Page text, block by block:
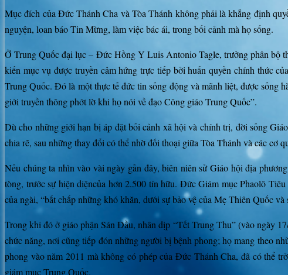
Mục đích của Đức Thánh Cha và Tòa Thánh không phải là khẳng định
nguyện, loan báo Tin Mừng, làm việc bác ái, trong bối cảnh mà họ sống.
Ở Trung Quốc đại lục – Đức Hồng Y Luis Antonio Tagle, trưởng phân bộ
kiến ​​mục vụ được truyền cảm hứng trực tiếp bởi huấn quyền chính thức
Trung Quốc. Đó là một thực tế đức tin sống động và mãnh liệt, được sống
giới truyền thông phớt lờ khi họ nói về đạo Công giáo Trung Quốc”.
Dù cho những giới hạn bị áp đặt bối cảnh xã hội và chính trị, đời sống
chia rẽ, sau những thay đổi có thể nhờ đối thoại giữa Tòa Thánh và các cơ
Nếu chúng ta nhìn vào vài ngày gần đây, biên niên sử Giáo hội địa
tòng, trước sự hiện diện​​của hơn 2.500 tín hữu. Đức Giám mục Phaolô
của ngài, “bất chấp những khó khăn, dưới sự bảo vệ của Mẹ Thiên Quốc
Trong khi đó ở giáo phận Sán Đầu, nhân dịp “Tết Trung Thu” (vào ngày
chức năng, nơi cũng tiếp đón những người bị bệnh phong; họ mang theo
phong vào năm 2011 mà không có phép của Đức Thánh Cha, đã có thể
giám mục Trung Quốc.